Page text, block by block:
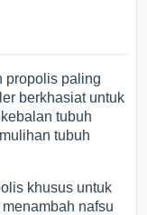
propolis paling
berkhasiat untuk
tubuh
tubuh
khusus untuk
nafsu